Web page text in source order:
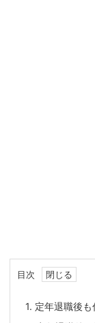
目次
1. 定年退職後